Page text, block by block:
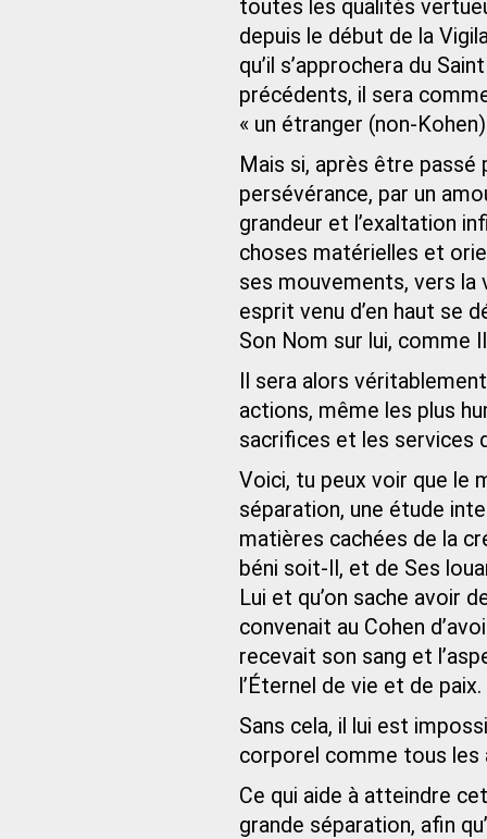
toutes les qualités
depuis le début de la
qu’il s’approchera du
précédents, il sera
« un étranger (non-
Mais si, après être
persévérance, par un
grandeur et l’exaltation
choses matérielles et
ses mouvements, vers la
esprit venu d’en haut se
Son Nom sur lui, comme
Il sera alors
actions, même les plus
sacrifices et les services
Voici, tu peux voir que le
séparation, une étude
matières cachées de la
béni soit-Il, et de Ses
Lui et qu’on sache avoir
convenait au Cohen
recevait son sang et
l’Éternel de vie et de paix.
Sans cela, il lui est
corporel comme tous les
Ce qui aide à atteindre
grande séparation, afin